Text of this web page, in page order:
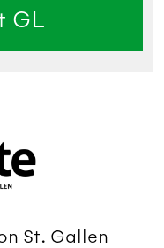
GL
St. Gallen